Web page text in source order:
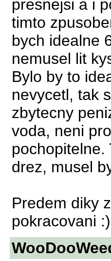
presnejsi a i
timto
bych idealne
nemusel lit
Bylo by to
nevycetl, tak
zbytecny
voda, neni
pochopitelne.
drez, musel
Predem diky
pokracovani :)